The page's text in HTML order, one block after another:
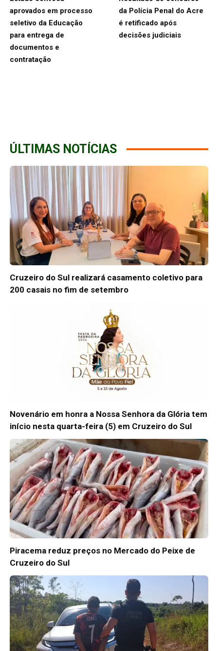
aprovados em processo
seletivo da Educação
para entrega de
documentos e
contratação
da Polícia Penal do Acre
é retificado após
decisões judiciais
ÚLTIMAS NOTÍCIAS
Cruzeiro do Sul realizará casamento coletivo para
200 casais no fim de setembro
Novenário em honra a Nossa Senhora da Glória tem
início nesta quarta-feira (5) em Cruzeiro do Sul
Piracema reduz preços no Mercado do Peixe de
Cruzeiro do Sul